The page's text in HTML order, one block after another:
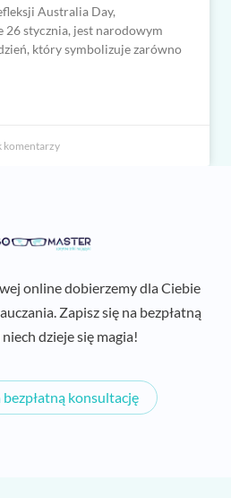
Australia Day,
26 stycznia, jest narodowym
który symbolizuje zarówno
komentarzy
online dobierzemy dla Ciebie
Zapisz się na bezpłatną
dzieje się magia!
bezpłatną konsultację